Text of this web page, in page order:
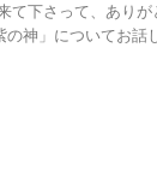
て下さって、あり
神」についてお